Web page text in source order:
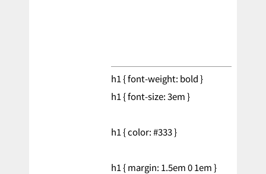
h1 { font-weight: bold }
h1 { font-size: 3em }
h1 { color: #333 }
h1 { margin: 1.5em 0 1em }